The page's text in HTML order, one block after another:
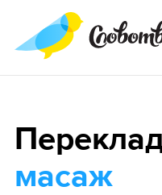
масаж